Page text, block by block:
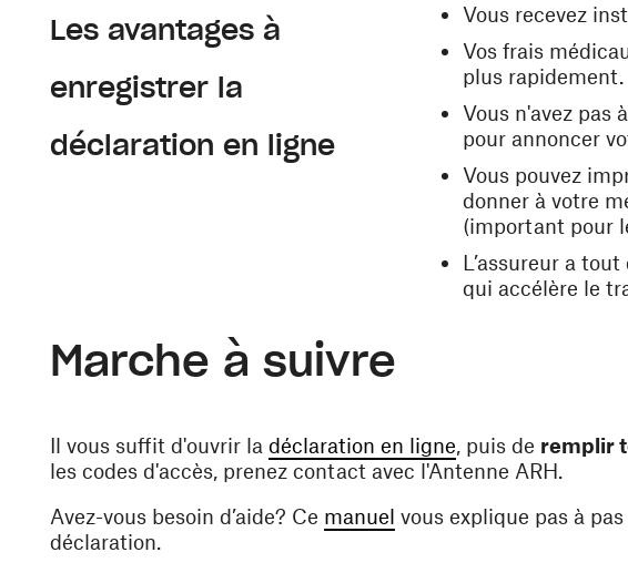
Les avantages à
enregistrer la
déclaration en ligne
Vous recevez
Vos frais
plus rapidement.
Vous n'avez pas
pour annoncer
Vous pouvez
donner à votre
(important pour
L’assureur a
qui accélère le
Marche à suivre
Il vous suffit d'ouvrir la déclaration en ligne (opens in a new
, puis de remplir
les codes d'accès, prenez contact avec l'Antenne ARH.
Avez-vous besoin d’aide? Ce manuel (opens in a new window)
vous explique pas à
déclaration.